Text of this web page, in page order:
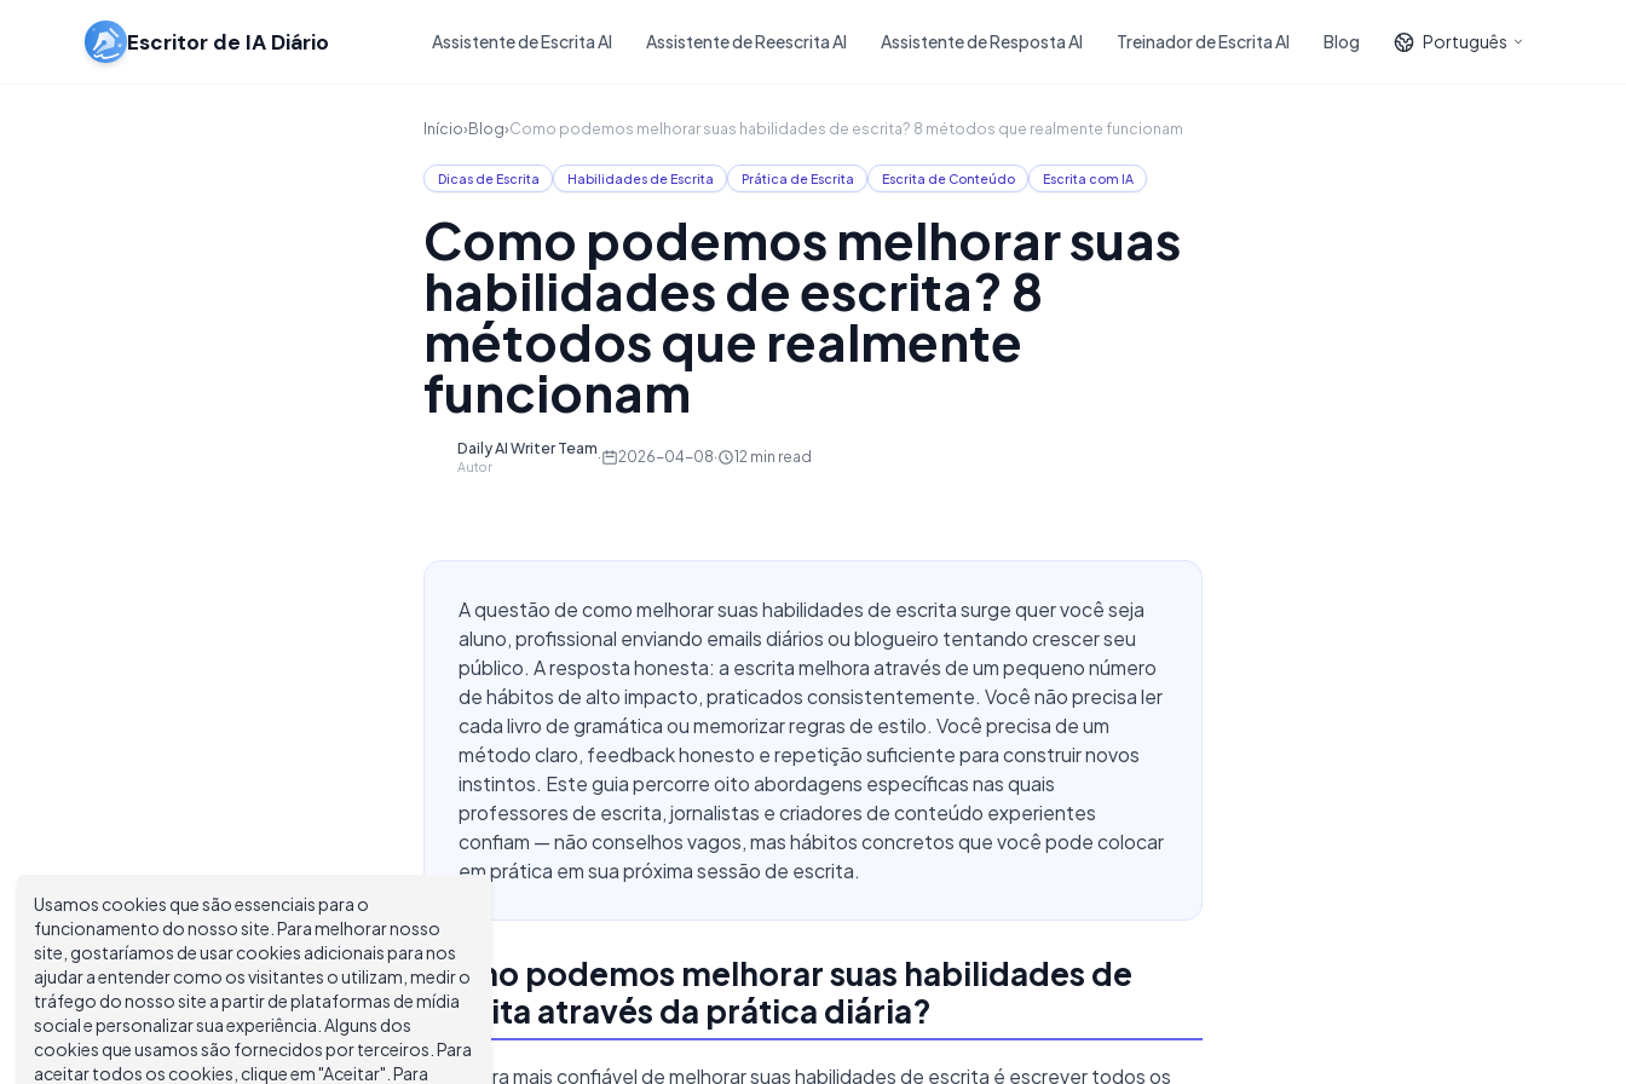
Escritor de IA Diário Assistente de Escrita AI Assistente de Reescrita AI Assistente de Resposta AI Treinador de Escrita AI Blog Português
Início›Blog›Como podemos melhorar suas habilidades de escrita? 8 métodos que realmente funcionam
Dicas de Escrita Habilidades de Escrita Prática de Escrita Escrita de Conteúdo Escrita com IA
Como podemos melhorar suas
habilidades de escrita? 8
métodos que realmente
funcionam
Daily AI Writer Team
Autor
· 2026-04-08· 12 min read
A questão de como melhorar suas habilidades de escrita surge quer você seja
aluno, profissional enviando emails diários ou blogueiro tentando crescer seu
público. A resposta honesta: a escrita melhora através de um pequeno número
de hábitos de alto impacto, praticados consistentemente. Você não precisa ler
cada livro de gramática ou memorizar regras de estilo. Você precisa de um
método claro, feedback honesto e repetição suficiente para construir novos
instintos. Este guia percorre oito abordagens específicas nas quais
professores de escrita, jornalistas e criadores de conteúdo experientes
confiam — não conselhos vagos, mas hábitos concretos que você pode colocar
em prática em sua próxima sessão de escrita.
Como podemos melhorar suas habilidades de
escrita através da prática diária?
A maneira mais confiável de melhorar suas habilidades de escrita é escrever todos os
Usamos cookies que são essenciais para o
funcionamento do nosso site. Para melhorar nosso
site, gostaríamos de usar cookies adicionais para nos
ajudar a entender como os visitantes o utilizam, medir o
tráfego do nosso site a partir de plataformas de mídia
social e personalizar sua experiência. Alguns dos
cookies que usamos são fornecidos por terceiros. Para
aceitar todos os cookies, clique em "Aceitar". Para